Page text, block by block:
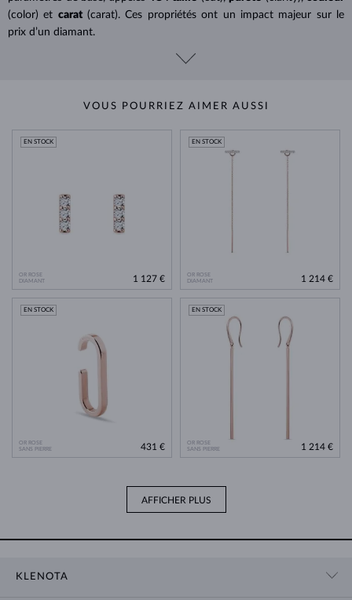
(color) et carat (carat). Ces propriétés ont un impact majeur sur le
prix d’un diamant.
VOUS POURRIEZ AIMER AUSSI
OR ROSE
DIAMANT
EN STOCK
1 127 €
OR ROSE
DIAMANT
EN STOCK
1 214 €
OR ROSE
SANS PIERRE
EN STOCK
431 €
OR ROSE
SANS PIERRE
EN STOCK
1 214 €
AFFICHER PLUS
KLENOTA